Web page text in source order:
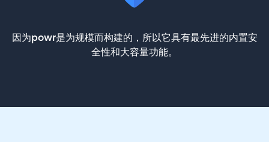
因为powr是为规模而构建的，所以它具有最先进的内置安
全性和大容量功能。